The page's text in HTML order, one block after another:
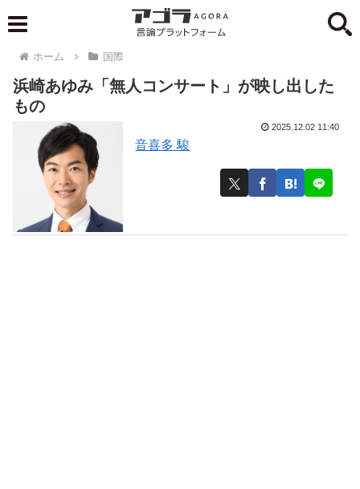
ホーム 国際
浜崎あゆみ「無人コンサート」が映し出した
もの
音喜多 駿
2025.12.02 11:40